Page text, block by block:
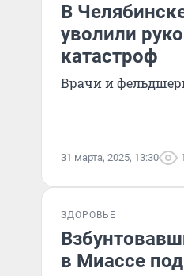
В
уволили
катастроф
Врачи и
31 марта, 2025, 13:30
ЗДОРОВЬЕ
в Миассе